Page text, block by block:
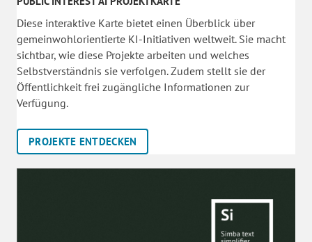
Diese interaktive Karte bietet einen Überblick über
gemeinwohlorientierte KI-Initiativen weltweit. Sie macht
sichtbar, wie diese Projekte arbeiten und welches
Selbstverständnis sie verfolgen. Zudem stellt sie der
Öffentlichkeit frei zugängliche Informationen zur
Verfügung.
PROJEKTE ENTDECKEN